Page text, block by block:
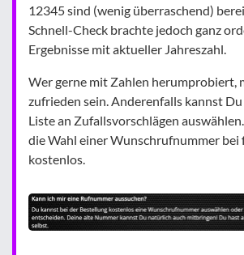
12345 sind (wenig überraschend)
Schnell-Check brachte jedoch ganz
Ergebnisse mit aktueller Jahreszahl.
Wer gerne mit Zahlen herumprobiert,
zufrieden sein. Anderenfalls kannst
Liste an Zufallsvorschlägen
die Wahl einer Wunschrufnummer bei
kostenlos.